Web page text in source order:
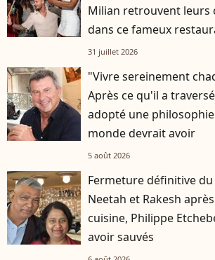
Milian retrouvent leurs
dans ce fameux
31 juillet 2026
"Vivre sereinement
Après ce qu'il a
adopté une
monde devrait avoir
5 août 2026
Fermeture définitive
Neetah et Rakesh
cuisine, Philippe
avoir sauvés